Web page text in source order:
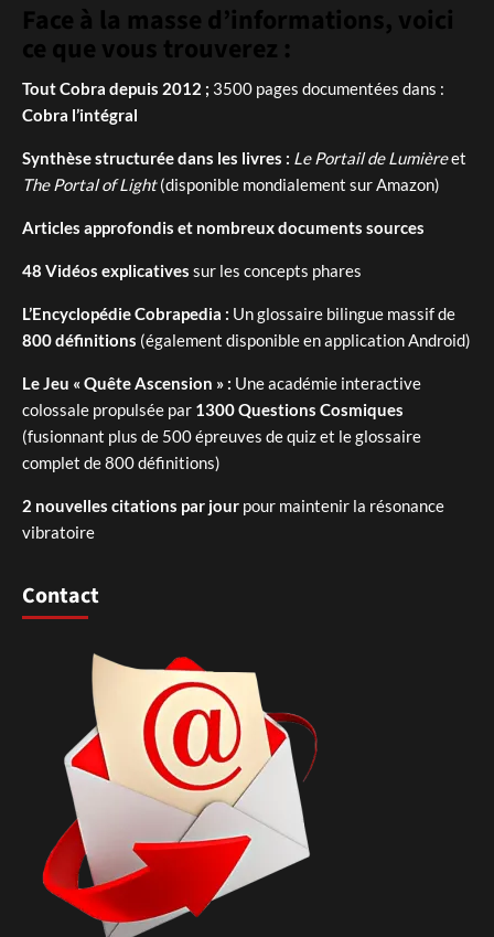
Face à la masse d’informations, voici
ce que vous trouverez :
Tout Cobra depuis 2012 ; 3500 pages documentées dans :
Cobra l’intégral
Synthèse structurée dans les livres : Le Portail de Lumièreet
The Portal of Light(disponible mondialement sur Amazon)
Articles approfondis et nombreux documents sources
48 Vidéos explicatives sur les concepts phares
L’Encyclopédie Cobrapedia : Un glossaire bilingue massif de
800 définitions (également disponible en application Android)
Le Jeu « Quête Ascension » : Une académie interactive
colossale propulsée par 1300 Questions Cosmiques
(fusionnant plus de 500 épreuves de quiz et le glossaire
complet de 800 définitions)
2 nouvelles citations par jour pour maintenir la résonance
vibratoire
Contact